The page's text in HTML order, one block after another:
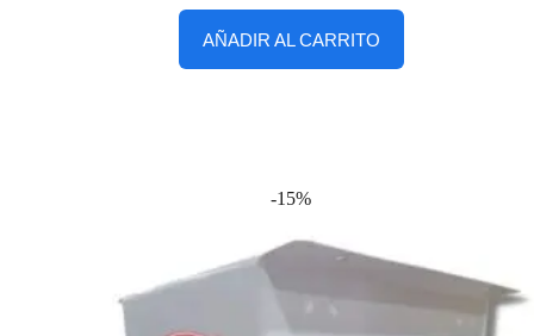
AÑADIR AL CARRITO
-15%